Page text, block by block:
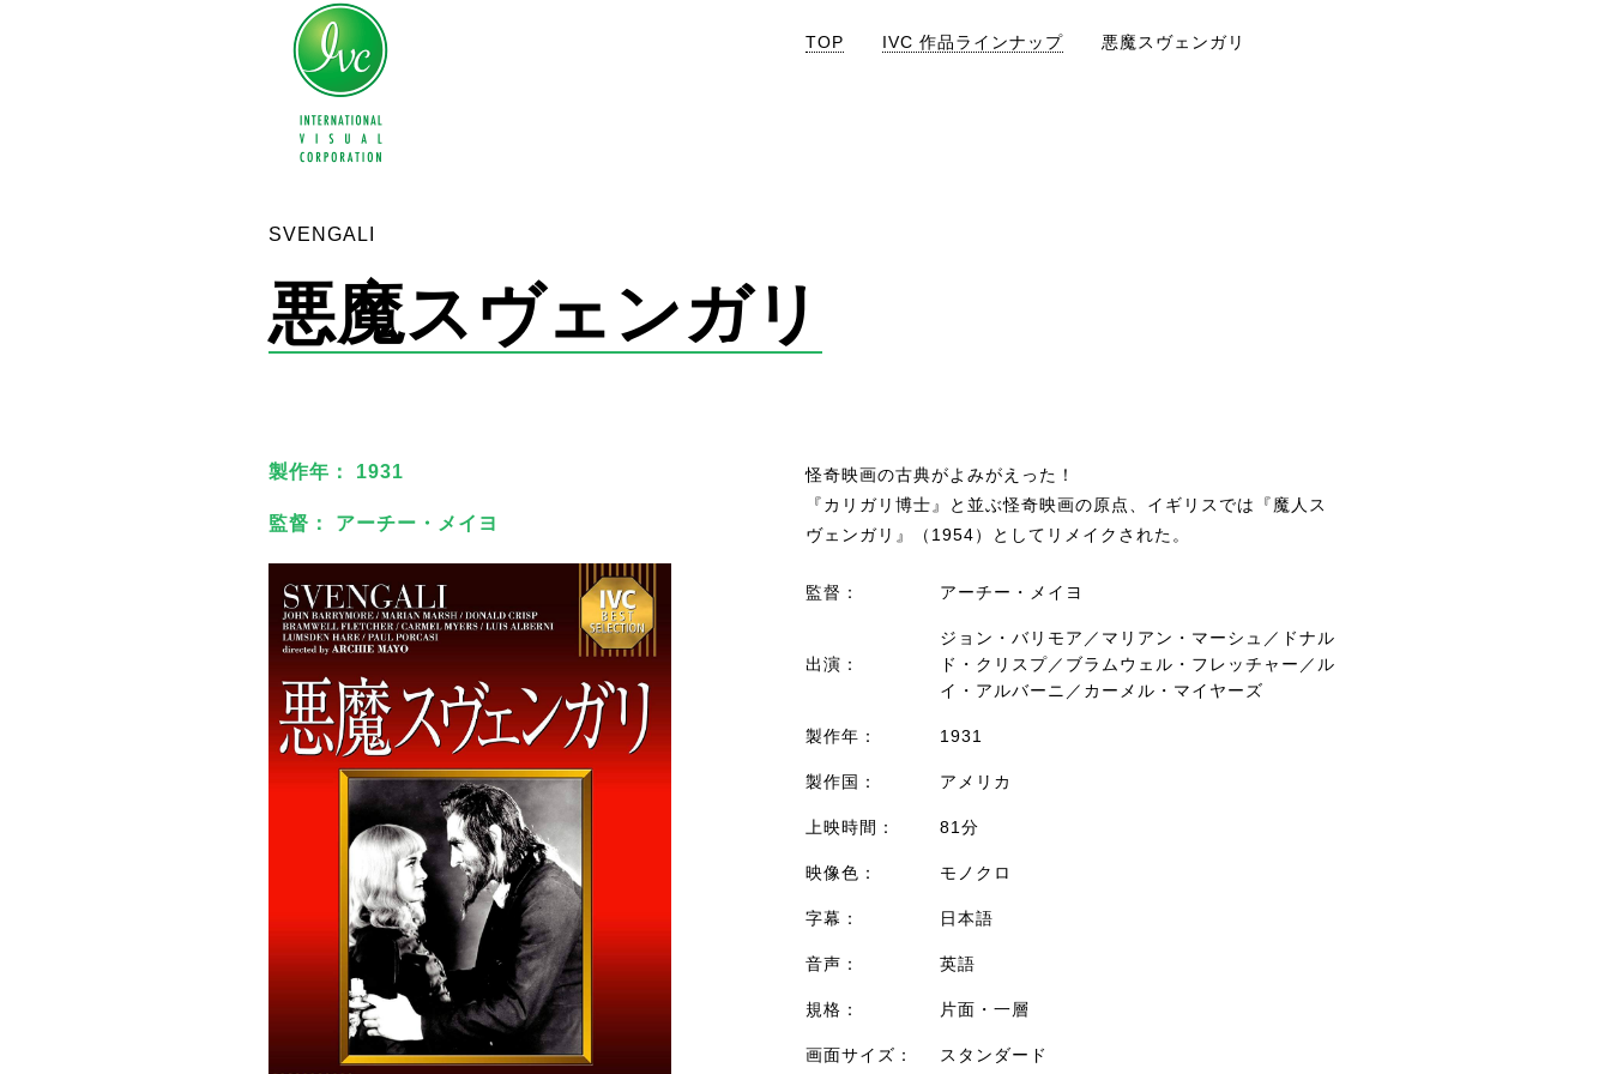
TOP IVC 作品ラインナップ 悪魔スヴェンガリ
SVENGALI
悪魔スヴェンガリ
製作年： 1931
監督： アーチー・メイヨ
怪奇映画の古典がよみがえった！
『カリガリ博士』と並ぶ怪奇映画の原点、イギリスでは『魔人ス
ヴェンガリ』（1954）としてリメイクされた。
監督： アーチー・メイヨ
出演：
ジョン・バリモア／マリアン・マーシュ／ドナル
ド・クリスプ／ブラムウェル・フレッチャー／ル
イ・アルバーニ／カーメル・マイヤーズ
製作年： 1931
製作国： アメリカ
上映時間： 81分
映像色： モノクロ
字幕： 日本語
音声： 英語
規格： 片面・一層
画面サイズ： スタンダード